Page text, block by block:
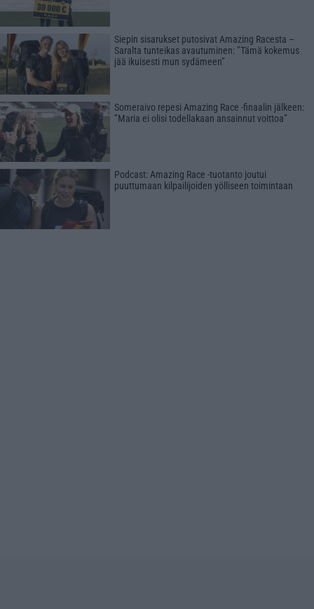
Siepin sisarukset putosivat Amazing Racesta –
Saralta tunteikas avautuminen: ”Tämä kokemus
jää ikuisesti mun sydämeen”
Someraivo repesi Amazing Race -finaalin jälkeen:
”Maria ei olisi todellakaan ansainnut voittoa”
Podcast: Amazing Race -tuotanto joutui
puuttumaan kilpailijoiden yölliseen toimintaan